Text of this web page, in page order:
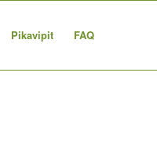
Pikavipit FAQ